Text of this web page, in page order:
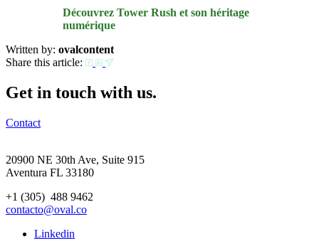
Découvrez Tower Rush et son héritage
numérique
Written by: ovalcontent
Share this article:
Get in touch with us.
Contact
20900 NE 30th Ave, Suite 915
Aventura FL 33180
+1 (305) 488 9462
contacto@oval.co
Linkedin